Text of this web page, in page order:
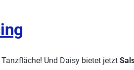
Und Daisy bietet jetzt